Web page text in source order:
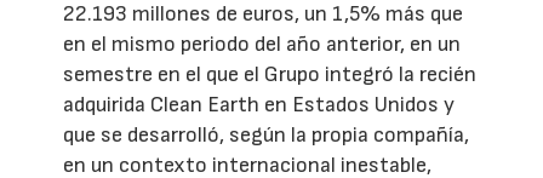
22.193 millones de euros, un 1,5% más que
en el mismo periodo del año anterior, en un
semestre en el que el Grupo integró la recién
adquirida Clean Earth en Estados Unidos y
que se desarrolló, según la propia compañía,
en un contexto internacional inestable,